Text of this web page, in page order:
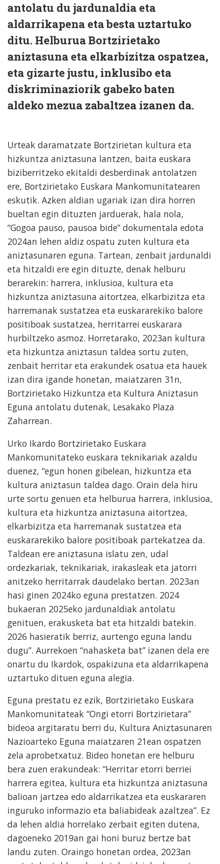
antolatu du jardunaldia eta
aldarrikapena eta besta uztartuko
ditu. Helburua Bortzirietako
aniztasuna eta elkarbizitza ospatzea,
eta gizarte justu, inklusibo eta
diskriminaziorik gabeko baten
aldeko mezua zabaltzea izanen da.
Urteak daramatzate Bortzirietan kultura eta
hizkuntza aniztasuna lantzen, baita euskara
biziberritzeko ekitaldi desberdinak antolatzen
ere, Bortzirietako Euskara Mankomunitatearen
eskutik. Azken aldian ugariak izan dira horren
bueltan egin dituzten jarduerak, hala nola,
“Gogoa pauso, pausoa bide” dokumentala edota
2024an lehen aldiz ospatu zuten kultura eta
aniztasunaren eguna. Tartean, zenbait jardunaldi
eta hitzaldi ere egin dituzte, denak helburu
berarekin: harrera, inklusioa, kultura eta
hizkuntza aniztasuna aitortzea, elkarbizitza eta
harremanak sustatzea eta euskararekiko balore
positiboak sustatzea, herritarrei euskarara
hurbiltzeko asmoz. Horretarako, 2023an kultura
eta hizkuntza aniztasun taldea sortu zuten,
zenbait herritar eta erakundek osatua eta hauek
izan dira igande honetan, maiatzaren 31n,
Bortzirietako Hizkuntza eta Kultura Aniztasun
Eguna antolatu dutenak, Lesakako Plaza
Zaharrean.
Urko Ikardo Bortzirietako Euskara
Mankomunitateko euskara teknikariak azaldu
duenez, “egun honen gibelean, hizkuntza eta
kultura aniztasun taldea dago. Orain dela hiru
urte sortu genuen eta helburua harrera, inklusioa,
kultura eta hizkuntza aniztasuna aitortzea,
elkarbizitza eta harremanak sustatzea eta
euskararekiko balore positiboak partekatzea da.
Taldean ere aniztasuna islatu zen, udal
ordezkariak, teknikariak, irakasleak eta jatorri
anitzeko herritarrak daudelako bertan. 2023an
hasi ginen 2024ko eguna prestatzen. 2024
bukaeran 2025eko jardunaldiak antolatu
genituen, erakusketa bat eta hitzaldi batekin.
2026 hasieratik berriz, aurtengo eguna landu
dugu”. Aurrekoen “nahasketa bat” izanen dela ere
onartu du Ikardok, ospakizuna eta aldarrikapena
uztartuko dituen eguna alegia.
Eguna prestatu ez ezik, Bortzirietako Euskara
Mankomunitateak “Ongi etorri Bortzirietara”
bideoa argitaratu berri du, Kultura Aniztasunaren
Nazioarteko Eguna maiatzaren 21ean ospatzen
zela aprobetxatuz. Bideo honetan ere helburu
bera zuen erakundeak: “Herritar etorri berriei
harrera egitea, kultura eta hizkuntza aniztasuna
balioan jartzea edo aldarrikatzea eta euskararen
inguruko informazio eta baliabideak azaltzea”. Ez
da lehen aldia horrelako zerbait egiten dutena,
dagoeneko 2019an gai honi buruz bertze bat
landu zuten. Oraingo honetan ordea, 2023an